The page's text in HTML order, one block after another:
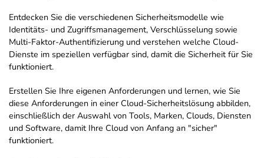
Entdecken Sie die verschiedenen Sicherheitsmodelle wie
Identitäts- und Zugriffsmanagement, Verschlüsselung sowie
Multi-Faktor-Authentifizierung und verstehen welche Cloud-
Dienste im speziellen verfügbar sind, damit die Sicherheit für Sie
funktioniert.
Erstellen Sie Ihre eigenen Anforderungen und lernen, wie Sie
diese Anforderungen in einer Cloud-Sicherheitslösung abbilden,
einschließlich der Auswahl von Tools, Marken, Clouds, Diensten
und Software, damit Ihre Cloud von Anfang an "sicher"
funktioniert.